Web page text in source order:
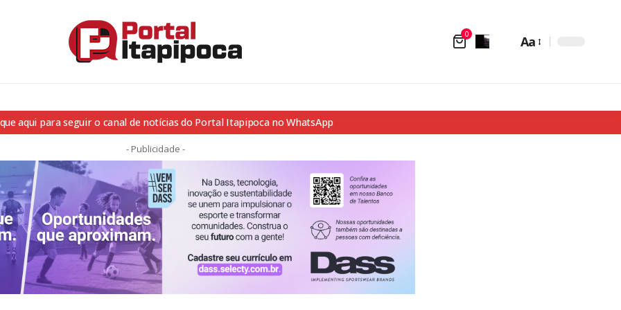
0 Aa
aqui para seguir o canal de notícias do Portal Itapipoca no WhatsApp
- Publicidade -